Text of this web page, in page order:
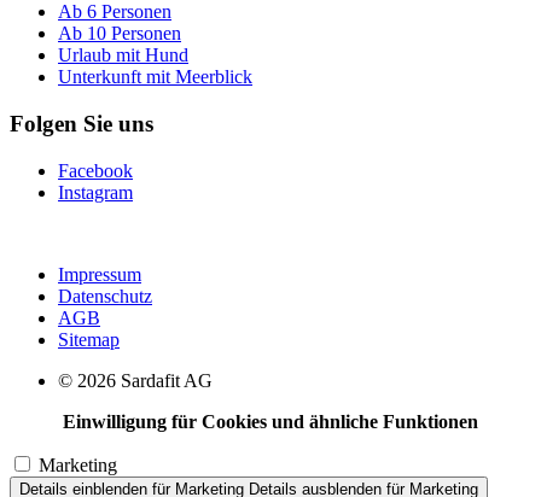
Ab 6 Personen
Ab 10 Personen
Urlaub mit Hund
Unterkunft mit Meerblick
Folgen Sie uns
Facebook
Instagram
Impressum
Datenschutz
AGB
Sitemap
© 2026 Sardafit AG
Einwilligung für Cookies und ähnliche Funktionen
Marketing
Details einblenden für Marketing Details ausblenden für Marketing